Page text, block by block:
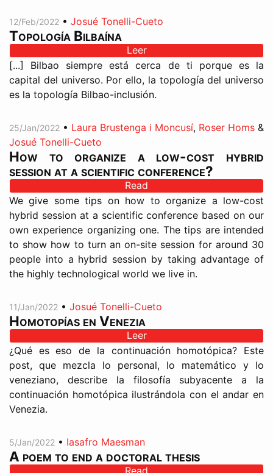
12/Feb/2022 • Josué Tonelli-Cueto
Topología Bilbaína
Leer
[...] Bilbao siempre está cerca de ti porque es la
capital del universo. Por ello, la topología del universo
es la topología Bilbao-inclusión.
25/Jan/2022 • Laura Brustenga i Moncusí, Roser Homs &
Josué Tonelli-Cueto
How to organize a low-cost hybrid
session at a scientific conference?
Read
We give some tips on how to organize a low-cost
hybrid session at a scientific conference based on our
own experience organizing one. The tips are intended
to show how to turn an on-site session for around 30
people into a hybrid session by taking advantage of
the highly technological world we live in.
11/Jan/2022 • Josué Tonelli-Cueto
Homotopías en Venezia
Leer
¿Qué es eso de la continuación homotópica? Este
post, que mezcla lo personal, lo matemático y lo
veneziano, describe la filosofía subyacente a la
continuación homotópica ilustrándola con el andar en
Venezia.
5/Jan/2022 • Iasafro Maesman
A poem to end a doctoral thesis